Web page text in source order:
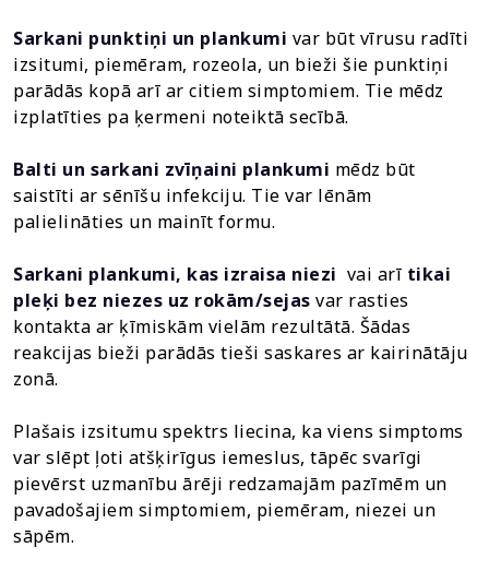
Sarkani punktiņi un plankumi var būt vīrusu radīti
izsitumi, piemēram, rozeola, un bieži šie punktiņi
parādās kopā arī ar citiem simptomiem. Tie mēdz
izplatīties pa ķermeni noteiktā secībā.
Balti un sarkani zvīņaini plankumi mēdz būt
saistīti ar sēnīšu infekciju. Tie var lēnām
palielināties un mainīt formu.
Sarkani plankumi, kas izraisa niezi vai arī tikai
pleķi bez niezes uz rokām/sejas var rasties
kontakta ar ķīmiskām vielām rezultātā. Šādas
reakcijas bieži parādās tieši saskares ar kairinātāju
zonā.
Plašais izsitumu spektrs liecina, ka viens simptoms
var slēpt ļoti atšķirīgus iemeslus, tāpēc svarīgi
pievērst uzmanību ārēji redzamajām pazīmēm un
pavadošajiem simptomiem, piemēram, niezei un
sāpēm.